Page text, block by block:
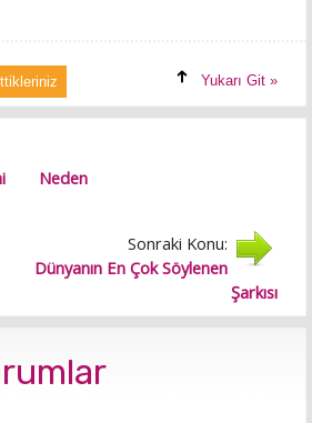
Yukarı Git »
Neden
Sonraki Konu:
Dünyanın En Çok Söylenen
Şarkısı